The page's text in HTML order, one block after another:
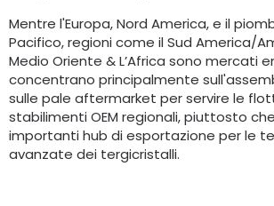
Mentre l'Europa, Nord America, e il
Pacifico, regioni come il Sud America/
Medio Oriente & L’Africa sono mercati
concentrano principalmente
sulle pale aftermarket per servire le
stabilimenti OEM regionali, piuttosto
importanti hub di esportazione per le
avanzate dei tergicristalli.